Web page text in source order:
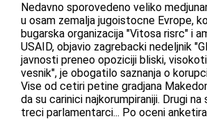
Nedavno sporovedeno veliko
u osam zemalja jugoistocne Evrope,
bugarska organizacija "Vitosa risrc" i
USAID, objavio zagrebacki nedeljnik
javnosti preneo opoziciji bliski,
vesnik", je obogatilo saznanja o
Vise od cetiri petine gradjana
da su carinici najkorumpiraniji. Drugi
treci parlamentarci... Po oceni